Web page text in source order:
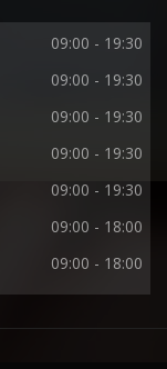
09:00 - 19:30
09:00 - 19:30
09:00 - 19:30
09:00 - 19:30
09:00 - 19:30
09:00 - 18:00
09:00 - 18:00